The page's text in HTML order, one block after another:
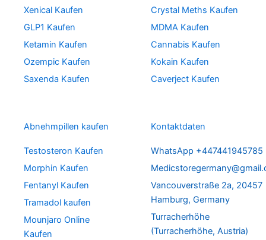
Xenical Kaufen
GLP1 Kaufen
Ketamin Kaufen
Ozempic Kaufen
Saxenda Kaufen
Crystal Meths Kaufen
MDMA Kaufen
Cannabis Kaufen
Kokain Kaufen
Caverject Kaufen
Abnehmpillen kaufen
Testosteron Kaufen
Morphin Kaufen
Fentanyl Kaufen
Tramadol kaufen
Mounjaro Online
Kaufen
Kontaktdaten
WhatsApp +447441945785
Vancouverstraße 2a, 20457
Hamburg, Germany
Turracherhöhe
(Turracherhöhe, Austria)